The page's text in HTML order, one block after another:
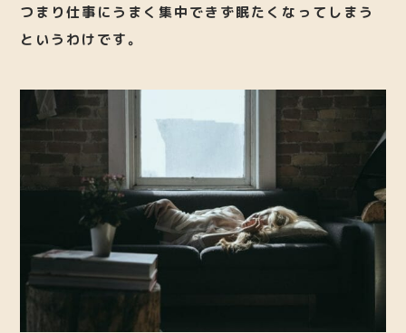
つまり仕事にうまく集中できず眠たくなってしまう
というわけです。